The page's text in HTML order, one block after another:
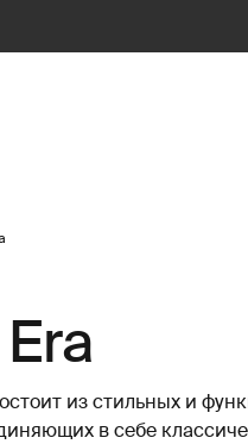
из стильных и
в себе